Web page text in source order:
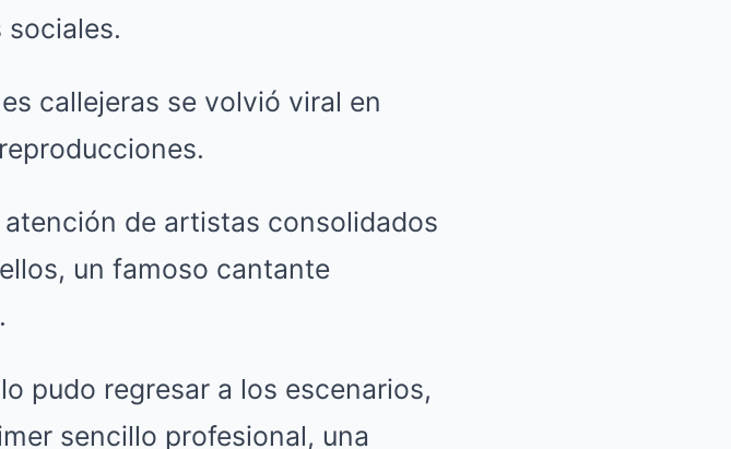
callejeras se volvió viral en
de artistas consolidados
un famoso cantante
pudo regresar a los escenarios,
sencillo profesional, una